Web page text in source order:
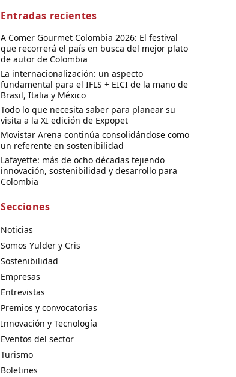
Entradas recientes
A Comer Gourmet Colombia 2026: El festival
que recorrerá el país en busca del mejor plato
de autor de Colombia
La internacionalización: un aspecto
fundamental para el IFLS + EICI de la mano de
Brasil, Italia y México
Todo lo que necesita saber para planear su
visita a la XI edición de Expopet
Movistar Arena continúa consolidándose como
un referente en sostenibilidad
Lafayette: más de ocho décadas tejiendo
innovación, sostenibilidad y desarrollo para
Colombia
Secciones
Noticias
Somos Yulder y Cris
Sostenibilidad
Empresas
Entrevistas
Premios y convocatorias
Innovación y Tecnología
Eventos del sector
Turismo
Boletines